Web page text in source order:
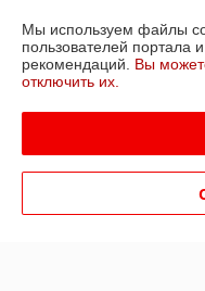
График работы
Полная версия сайта
Политика обработки
Сайт создан на
Мы используем файлы
пользователей портала
рекомендаций. Вы
отключить их.